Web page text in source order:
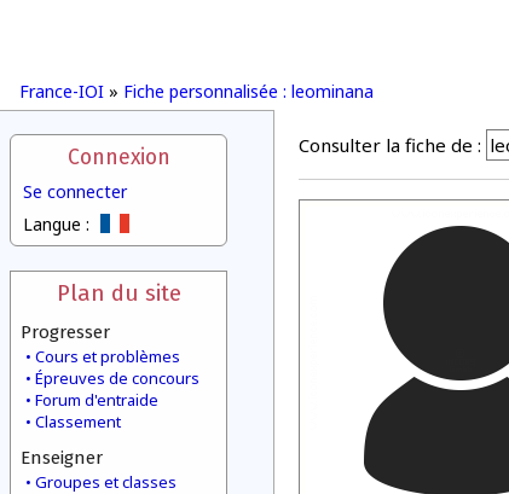
France-IOI » Fiche personnalisée : leominana
Connexion
Se connecter
Langue :
Plan du site
Progresser
Cours et problèmes
Épreuves de concours
Forum d'entraide
Classement
Enseigner
Groupes et classes
Consulter la fiche de :